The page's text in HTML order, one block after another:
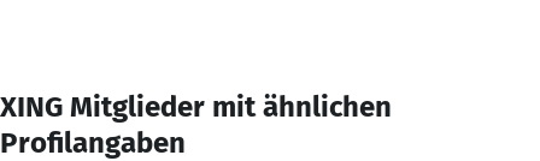
XING Mitglieder mit ähnlichen
Profilangaben